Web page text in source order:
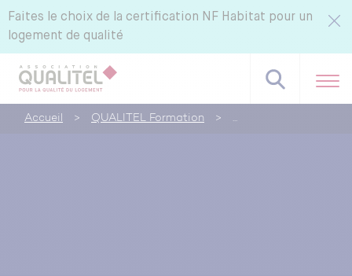
Faites le choix de la certification NF Habitat pour un
logement de qualité
Accueil > QUALITEL Formation >